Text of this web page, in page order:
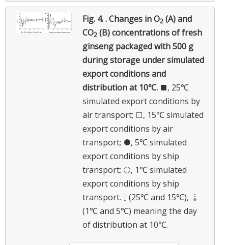
Fig. 4. .Changes in O2 (A) and
CO2 (B) concentrations of fresh
ginseng packaged with 500 g
during storage under simulated
export conditions and
distribution at 10℃. ■, 25℃
simulated export conditions by
air transport; □, 15℃ simulated
export conditions by air
transport; ●, 5℃ simulated
export conditions by ship
transport; ○, 1℃ simulated
export conditions by ship
transport. ↓ (25℃ and 15℃), ⇣
(1℃ and 5℃) meaning the day
of distribution at 10℃.